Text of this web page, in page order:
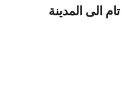
الى المدينة